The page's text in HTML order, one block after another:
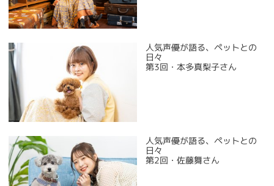
人気声優が語る、ペットとの
日々
第3回・本多真梨子さん
人気声優が語る、ペットとの
日々
第2回・佐藤舞さん